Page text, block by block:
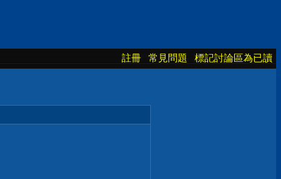
註冊 常見問題 標記討論區為已讀